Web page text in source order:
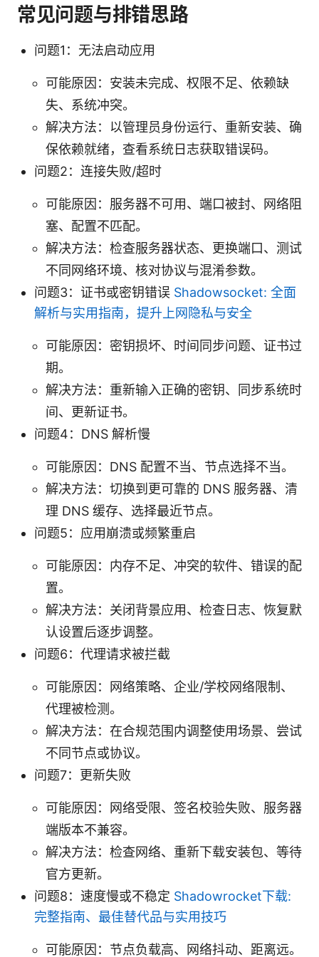
常见问题与排错思路
问题1：无法启动应用
可能原因：安装未完成、权限不足、依赖缺
失、系统冲突。
解决方法：以管理员身份运行、重新安装、确
保依赖就绪，查看系统日志获取错误码。
问题2：连接失败/超时
可能原因：服务器不可用、端口被封、网络阻
塞、配置不匹配。
解决方法：检查服务器状态、更换端口、测试
不同网络环境、核对协议与混淆参数。
问题3：证书或密钥错误 Shadowsocket: 全面
解析与实用指南，提升上网隐私与安全
可能原因：密钥损坏、时间同步问题、证书过
期。
解决方法：重新输入正确的密钥、同步系统时
间、更新证书。
问题4：DNS 解析慢
可能原因：DNS 配置不当、节点选择不当。
解决方法：切换到更可靠的 DNS 服务器、清
理 DNS 缓存、选择最近节点。
问题5：应用崩溃或频繁重启
可能原因：内存不足、冲突的软件、错误的配
置。
解决方法：关闭背景应用、检查日志、恢复默
认设置后逐步调整。
问题6：代理请求被拦截
可能原因：网络策略、企业/学校网络限制、
代理被检测。
解决方法：在合规范围内调整使用场景、尝试
不同节点或协议。
问题7：更新失败
可能原因：网络受限、签名校验失败、服务器
端版本不兼容。
解决方法：检查网络、重新下载安装包、等待
官方更新。
问题8：速度慢或不稳定 Shadowrocket下载:
完整指南、最佳替代品与实用技巧
可能原因：节点负载高、网络抖动、距离远。